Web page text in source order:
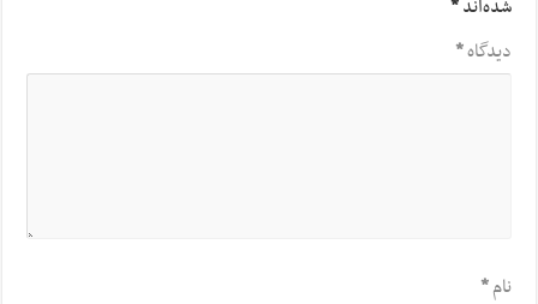
شده‌اند*
دیدگاه*
نام*